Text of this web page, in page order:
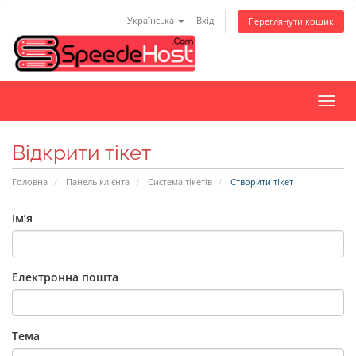
Українська Вхід Переглянути кошик
Відкрити тікет
Головна Панель клієнта Система тікетів Створити тікет
Ім’я
Електронна пошта
Тема